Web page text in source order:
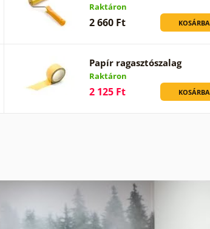
Raktáron
2 660 Ft KOSÁRBA
Papír ragasztószalag
Raktáron
2 125 Ft KOSÁRBA